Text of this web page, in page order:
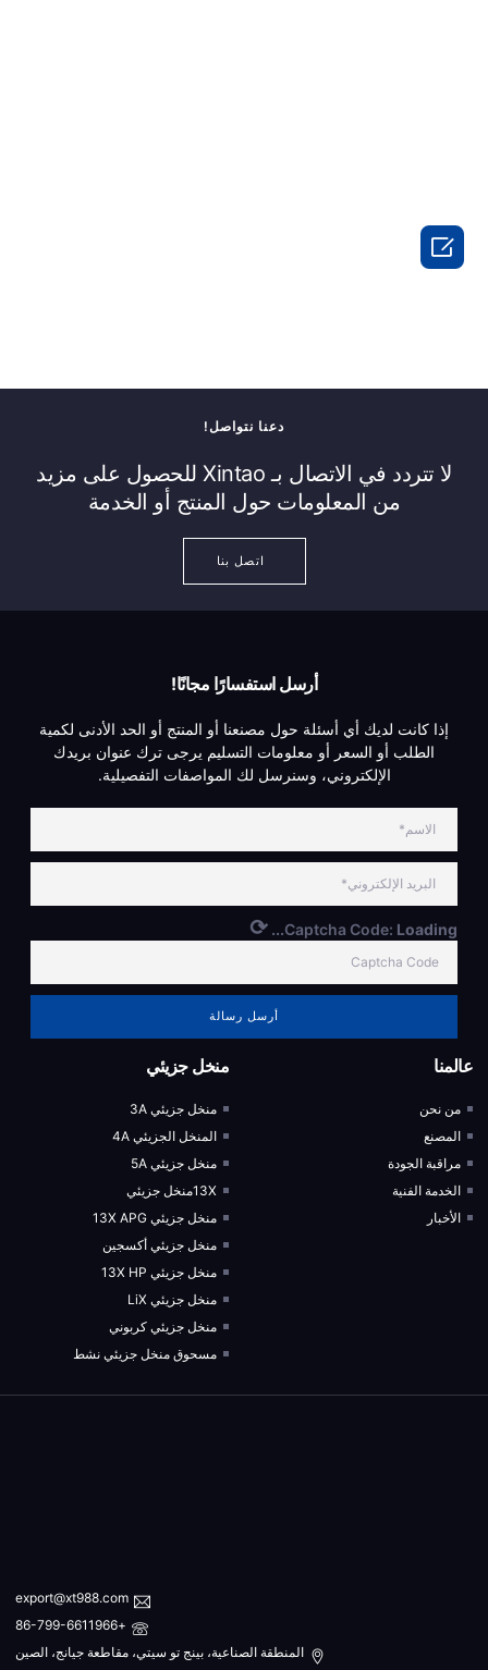
دعنا نتواصل!
لا تتردد في الاتصال بـ Xintao للحصول على مزيد
من المعلومات حول المنتج أو الخدمة
اتصل بنا
أرسل استفسارًا مجانًا!
إذا كانت لديك أي أسئلة حول مصنعنا أو المنتج أو الحد الأدنى لكمية
الطلب أو السعر أو معلومات التسليم يرجى ترك عنوان بريدك
الإلكتروني، وسنرسل لك المواصفات التفصيلية.
Captcha Code: Loading...
⟳
أرسل رسالة
عالمنا
من نحن
المصنع
مراقبة الجودة
الخدمة الفنية
الأخبار
منخل جزيئي
منخل جزيئي 3A
المنخل الجزيئي 4A
منخل جزيئي 5A
13Xمنخل جزيئي
منخل جزيئي 13X APG
منخل جزيئي أكسجين
منخل جزيئي 13X HP
منخل جزيئي LiX
منخل جزيئي كربوني
مسحوق منخل جزيئي نشط
export@xt988.com
+86-799-6611966
المنطقة الصناعية، بينج تو سيتي، مقاطعة جيانج، الصين
